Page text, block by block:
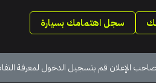
سجل اهتمامك بسيارة
صاحب الإعلان قم بتسجيل الدخول لمعرفة